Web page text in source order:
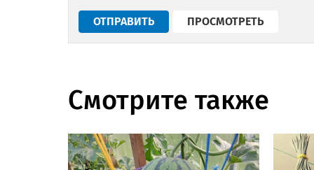
Смотрите также